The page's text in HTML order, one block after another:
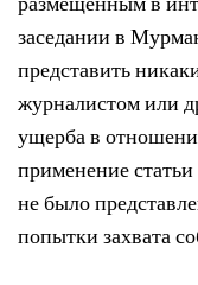
заседании в
представить
журналистом или
ущерба в
применение
не было
попытки захвата